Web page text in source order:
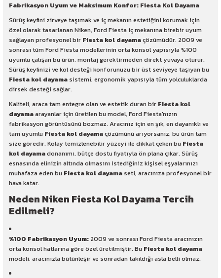
Fabrikasyon Uyum ve Maksimum Konfor: Fiesta Kol Dayama
Sürüş keyfini zirveye taşımak ve iç mekanın estetiğini korumak için
özel olarak tasarlanan Niken, Ford Fiesta iç mekanına birebir uyum
sağlayan profesyonel bir Fiesta kol dayamaçözümüdür. 2009 ve
sonrası tüm Ford Fiesta modellerinin orta konsol yapısıyla %100
uyumlu çalışan bu ürün, montaj gerektirmeden direkt yuvaya oturur.
Sürüş keyfinizi ve kol desteği konforunuzu bir üst seviyeye taşıyan bu
Fiesta kol dayama sistemi, ergonomik yapısıyla tüm yolculuklarda
dirsek desteği sağlar.
Kaliteli, araca tam entegre olan ve estetik duran bir Fiesta kol
dayamaarayanlar için üretilen bu model, Ford Fiesta'nızın
fabrikasyon görüntüsünü bozmaz. Aracınız için en şık, en dayanıklı ve
tam uyumlu Fiesta kol dayamaçözümünü arıyorsanız, bu ürün tam
size göredir. Kolay temizlenebilir yüzeyi ile dikkat çeken bu Fiesta
kol dayamadonanımı, bütçe dostu fiyatıyla ön plana çıkar. Sürüş
esnasında elinizin altında olmasını istediğiniz kişisel eşyalarınızı
muhafaza eden bu Fiesta kol dayama seti, aracınıza profesyonel bir
hava katar.
Neden Niken Fiesta Kol Dayama Tercih
Edilmeli?
%100 Fabrikasyon Uyum: 2009 ve sonrası Ford Fiesta aracınızın
orta konsol hatlarına göre özel üretilmiştir. Bu Fiesta kol dayama
modeli, aracınızla bütünleşir ve sonradan takıldığı asla belli olmaz.